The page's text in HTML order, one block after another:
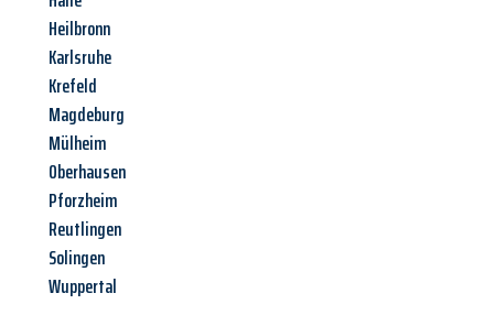
Heilbronn
Karlsruhe
Krefeld
Magdeburg
Mülheim
Oberhausen
Pforzheim
Reutlingen
Solingen
Wuppertal